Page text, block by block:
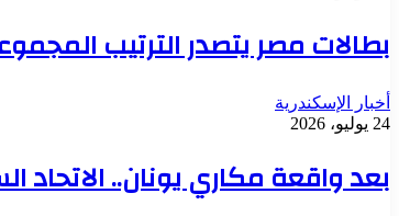
بطالات مصر يتصدر الترتيب
أخبار الإسكندرية
24 يوليو، 2026
بعد واقعة مكاري يونان.. الاتحاد